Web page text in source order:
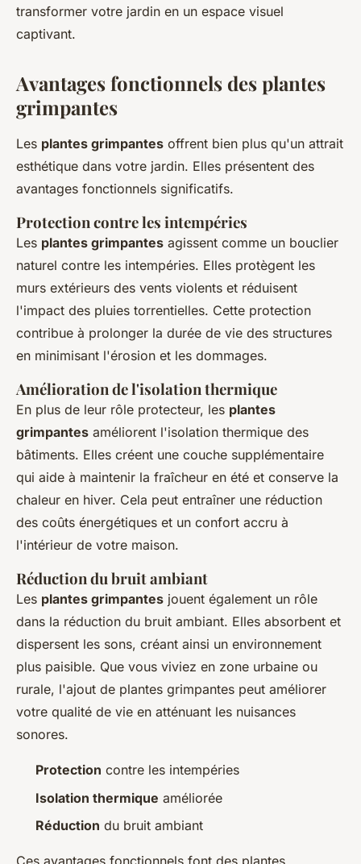
transformer votre jardin en un espace visuel
captivant.
Avantages fonctionnels des plantes
grimpantes
Les plantes grimpantes offrent bien plus qu'un attrait
esthétique dans votre jardin. Elles présentent des
avantages fonctionnels significatifs.
Protection contre les intempéries
Les plantes grimpantes agissent comme un bouclier
naturel contre les intempéries. Elles protègent les
murs extérieurs des vents violents et réduisent
l'impact des pluies torrentielles. Cette protection
contribue à prolonger la durée de vie des structures
en minimisant l'érosion et les dommages.
Amélioration de l'isolation thermique
En plus de leur rôle protecteur, les plantes
grimpantes améliorent l'isolation thermique des
bâtiments. Elles créent une couche supplémentaire
qui aide à maintenir la fraîcheur en été et conserve la
chaleur en hiver. Cela peut entraîner une réduction
des coûts énergétiques et un confort accru à
l'intérieur de votre maison.
Réduction du bruit ambiant
Les plantes grimpantes jouent également un rôle
dans la réduction du bruit ambiant. Elles absorbent et
dispersent les sons, créant ainsi un environnement
plus paisible. Que vous viviez en zone urbaine ou
rurale, l'ajout de plantes grimpantes peut améliorer
votre qualité de vie en atténuant les nuisances
sonores.
Protection contre les intempéries
Isolation thermique améliorée
Réduction du bruit ambiant